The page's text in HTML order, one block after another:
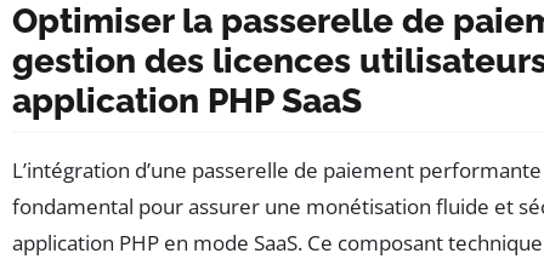
Optimiser la passerelle de
gestion des licences
application PHP SaaS
L’intégration d’une passerelle de paiement
fondamental pour assurer une monétisation fluide et
application PHP en mode SaaS. Ce composant